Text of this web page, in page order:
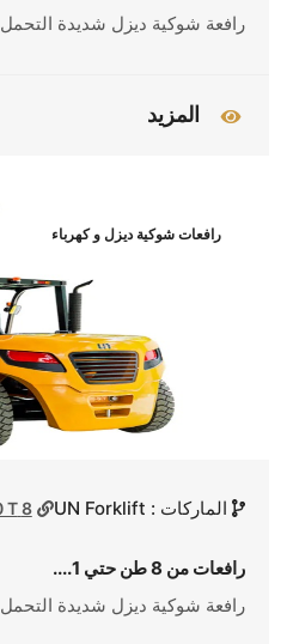
رافعة شوكية ديزل شديدة التحمل
المزيد
رافعات شوكية ديزل و كهرباء
الماركات : UN Forklift 8 T - 10 T
رافعات من 8 طن حتي 1....
رافعة شوكية ديزل شديدة التحمل